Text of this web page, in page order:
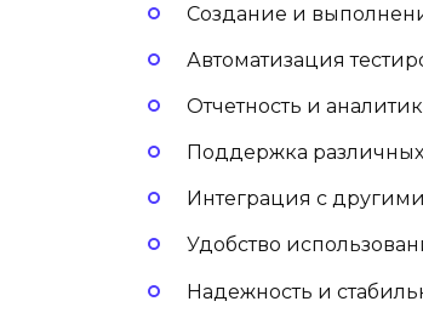
Создание и
Автоматизация
Отчетность и
Поддержка
Интеграция с
Удобство
Надежность и